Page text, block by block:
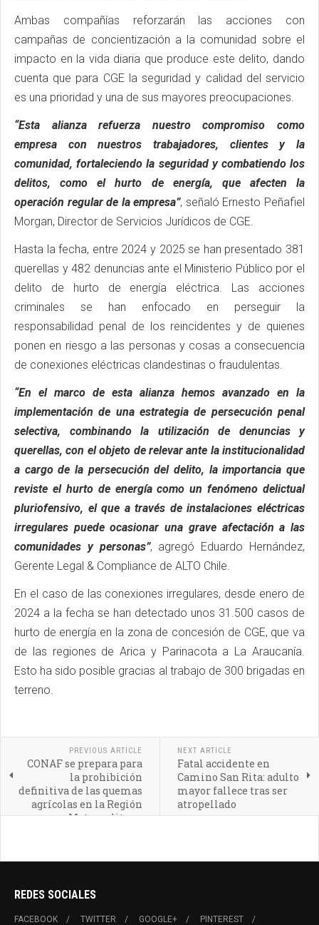
Ambas compañías reforzarán las acciones con
campañas de concientización a la comunidad sobre el
impacto en la vida diaria que produce este delito, dando
cuenta que para CGE la seguridad y calidad del servicio
es una prioridad y una de sus mayores preocupaciones.
“Esta alianza refuerza nuestro compromiso como
empresa con nuestros trabajadores, clientes y la
comunidad, fortaleciendo la seguridad y combatiendo los
delitos, como el hurto de energía, que afecten la
operación regular de la empresa”, señaló Ernesto Peñafiel
Morgan, Director de Servicios Jurídicos de CGE.
Hasta la fecha, entre 2024 y 2025 se han presentado 381
querellas y 482 denuncias ante el Ministerio Público por el
delito de hurto de energía eléctrica. Las acciones
criminales se han enfocado en perseguir la
responsabilidad penal de los reincidentes y de quienes
ponen en riesgo a las personas y cosas a consecuencia
de conexiones eléctricas clandestinas o fraudulentas.
“En el marco de esta alianza hemos avanzado en la
implementación de una estrategia de persecución penal
selectiva, combinando la utilización de denuncias y
querellas, con el objeto de relevar ante la institucionalidad
a cargo de la persecución del delito, la importancia que
reviste el hurto de energía como un fenómeno delictual
pluriofensivo, el que a través de instalaciones eléctricas
irregulares puede ocasionar una grave afectación a las
comunidades y personas”, agregó Eduardo Hernández,
Gerente Legal & Compliance de ALTO Chile.
En el caso de las conexiones irregulares, desde enero de
2024 a la fecha se han detectado unos 31.500 casos de
hurto de energía en la zona de concesión de CGE, que va
de las regiones de Arica y Parinacota a La Araucanía.
Esto ha sido posible gracias al trabajo de 300 brigadas en
terreno.
PREVIOUS ARTICLE
CONAF se prepara para
la prohibición
definitiva de las quemas
agrícolas en la Región
Metropolitana
NEXT ARTICLE
Fatal accidente en
Camino San Rita: adulto
mayor fallece tras ser
atropellado
REDES SOCIALES
FACEBOOK TWITTER GOOGLE+
PINTEREST